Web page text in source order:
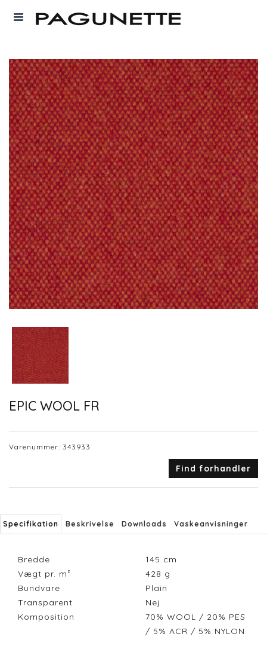
EPIC WOOL FR
Varenummer: 343933
Find forhandler
Specifikation Beskrivelse Downloads Vaskeanvisninger
Bredde 145 cm
Vægt pr. m²
428 g
Bundvare
Plain
Transparent
Nej
Komposition
70% WOOL / 20% PES
/ 5% ACR / 5% NYLON